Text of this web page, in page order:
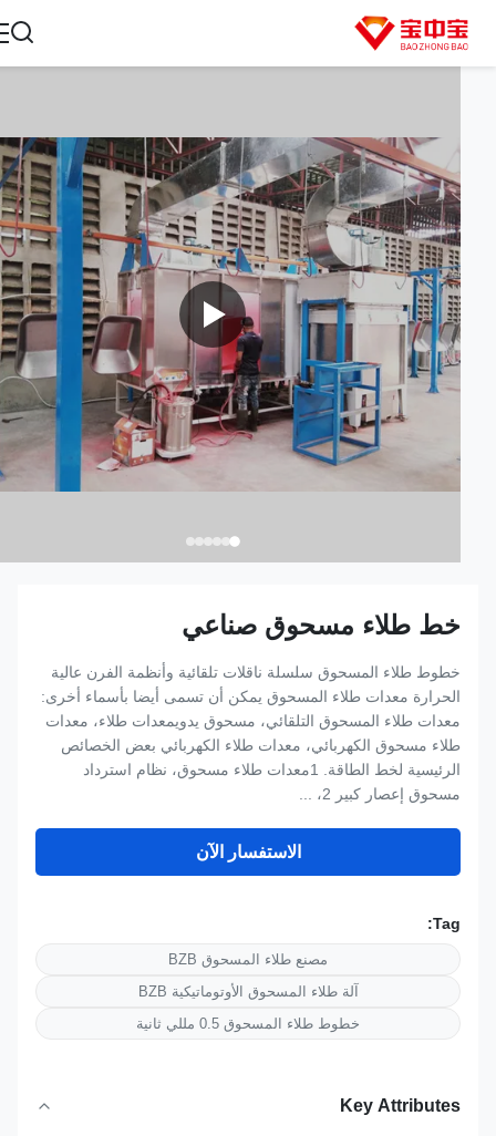
خط طلاء مسحوق صناعي
خطوط طلاء المسحوق سلسلة ناقلات تلقائية وأنظمة الفرن عالية
الحرارة معدات طلاء المسحوق يمكن أن تسمى أيضا بأسماء أخرى:
معدات طلاء المسحوق التلقائي، مسحوق يدويمعدات طلاء، معدات
طلاء مسحوق الكهربائي، معدات طلاء الكهربائي بعض الخصائص
الرئيسية لخط الطاقة. 1معدات طلاء مسحوق، نظام استرداد
مسحوق إعصار كبير 2، ...
الاستفسار الآن
مصنع طلاء المسحوق BZB
آلة طلاء المسحوق الأوتوماتيكية BZB
خطوط طلاء المسحوق 0.5 مللي ثانية
Key Attributes